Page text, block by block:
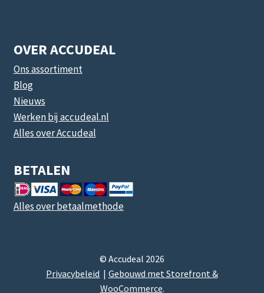
OVER ACCUDEAL
Ons assortiment
Blog
Nieuws
Werken bij accudeal.nl
Alles over Accudeal
BETALEN
Alles over betaalmethode
© Accudeal 2026
Privacybeleid
Gebouwd met Storefront &
WooCommerce.